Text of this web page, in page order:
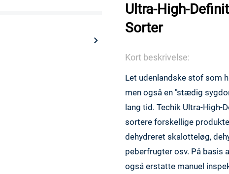
Ultra-High-
Sorter
Kort beskrivelse:
Let udenlandske stof som
men også en "stædig
lang tid. Techik Ultra-High-
sortere forskellige
dehydreret skalotteløg,
peberfrugter osv. På basis
også erstatte manuel